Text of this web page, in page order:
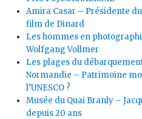
Amira Casar – Présidente
film de Dinard
Les hommes en
Wolfgang Vollmer
Les plages du
Normandie – Patrimoine
l’UNESCO ?
Musée du Quai Branly –
depuis 20 ans